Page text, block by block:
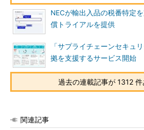
NECが輸出入品の税番特定
償トライアルを提供
「サプライチェーンセキュ
拠を支援するサービス開始
過去の連載記事が 1312
関連記事